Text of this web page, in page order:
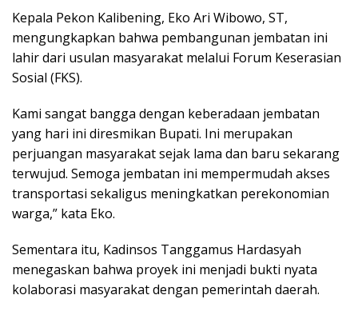
Kepala Pekon Kalibening, Eko Ari Wibowo, ST,
mengungkapkan bahwa pembangunan jembatan ini
lahir dari usulan masyarakat melalui Forum Keserasian
Sosial (FKS).
Kami sangat bangga dengan keberadaan jembatan
yang hari ini diresmikan Bupati. Ini merupakan
perjuangan masyarakat sejak lama dan baru sekarang
terwujud. Semoga jembatan ini mempermudah akses
transportasi sekaligus meningkatkan perekonomian
warga,” kata Eko.
Sementara itu, Kadinsos Tanggamus Hardasyah
menegaskan bahwa proyek ini menjadi bukti nyata
kolaborasi masyarakat dengan pemerintah daerah.